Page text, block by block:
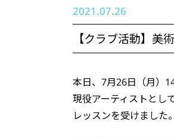
2021.07.26
【クラブ活動】
本日、7月26日（月）
現役アーティストとし
レッスンを受けました。